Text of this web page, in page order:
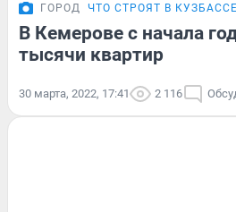
ГОРОД ЧТО СТРОЯТ В КУЗБАССЕ
В Кемерове с начала
тысячи квартир
30 марта, 2022, 17:41 2 116